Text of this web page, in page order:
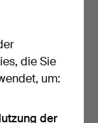
die Sie
um:
der